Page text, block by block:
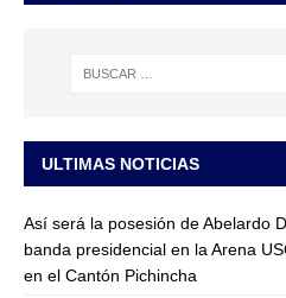
ULTIMAS NOTICIAS
Así será la posesión de Abelardo
banda presidencial en la Arena
en el Cantón Pichincha